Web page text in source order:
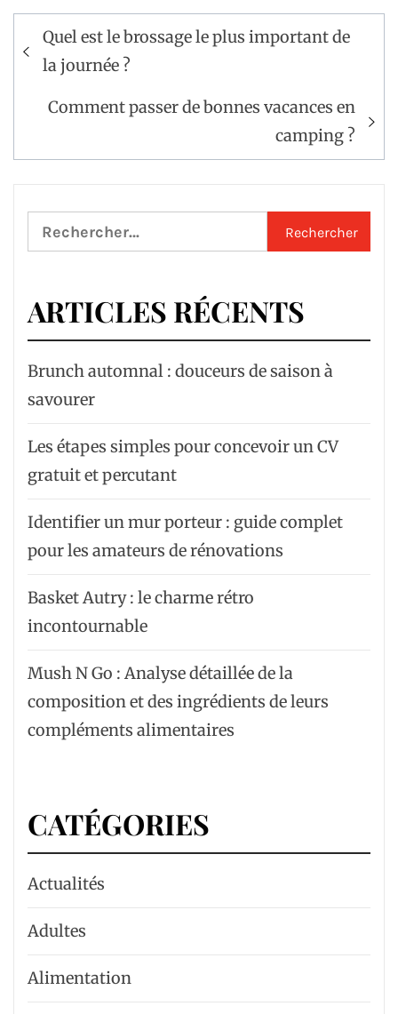
Navigation
de
l’article
Quel est le brossage le plus important de
la journée ?
Comment passer de bonnes vacances en
camping ?
Rechercher :
ARTICLES RÉCENTS
Brunch automnal : douceurs de saison à
savourer
Les étapes simples pour concevoir un CV
gratuit et percutant
Identifier un mur porteur : guide complet
pour les amateurs de rénovations
Basket Autry : le charme rétro
incontournable
Mush N Go : Analyse détaillée de la
composition et des ingrédients de leurs
compléments alimentaires
CATÉGORIES
Actualités
Adultes
Alimentation